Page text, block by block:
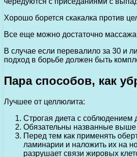
Хорошо борется скакалка против
Все еще можно достаточно
В случае если перевалило за 30 и
подход в борьбе должен быть
Пара способов, как
Лучшее от целлюлита:
Строгая диета с соблюдением
Обязательны названные
Перед тем как применять
ламинарии и наложить их на
разрушает связи жировых